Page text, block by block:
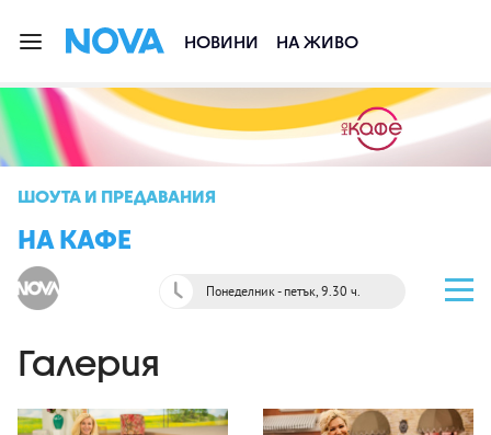
НОВИНИ НА ЖИВО
ШОУТА И ПРЕДАВАНИЯ
НА КАФЕ
Понеделник - петък, 9.30 ч.
Галерия